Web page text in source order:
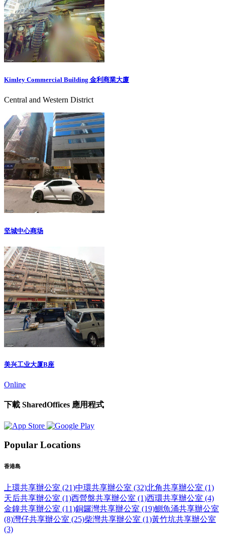
Kimley Commercial Building 金利商業大廈
Central and Western District
坚城中心商场
美兴工业大厦B座
Online
下載 SharedOffices 應用程式
Popular Locations
香港島
上環共享辦公室 (21)中環共享辦公室 (32)北角共享辦公室 (1)
天后共享辦公室 (1)西營盤共享辦公室 (1)西環共享辦公室 (4)
金鐘共享辦公室 (11)銅鑼灣共享辦公室 (19)鰂魚涌共享辦公室
(8)灣仔共享辦公室 (25)柴灣共享辦公室 (1)黃竹坑共享辦公室
(3)